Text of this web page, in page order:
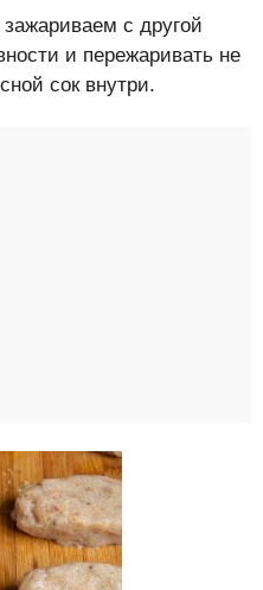
с другой
и пережаривать не
сок внутри.